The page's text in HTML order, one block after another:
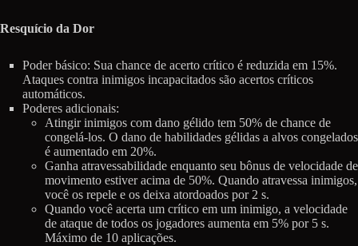
Resquício da Dor
Poder básico: Sua chance de acerto crítico é reduzida em 15%.
Ataques contra inimigos incapacitados são acertos críticos
automáticos.
Poderes adicionais:
Atingir inimigos com dano gélido tem 50% de chance de
congelá-los. O dano de habilidades gélidas a alvos congelados
é aumentado em 20%.
Ganha atravessabilidade enquanto seu bônus de velocidade de
movimento estiver acima de 50%. Quando atravessa inimigos,
você os repele e os deixa atordoados por 2 s.
Quando você acerta um crítico em um inimigo, a velocidade
de ataque de todos os jogadores aumenta em 5% por 5 s.
Máximo de 10 aplicações.